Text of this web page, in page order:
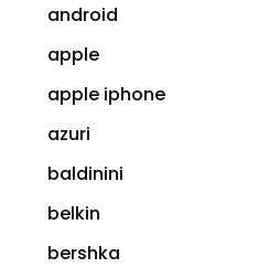
android
apple
apple iphone
azuri
baldinini
belkin
bershka